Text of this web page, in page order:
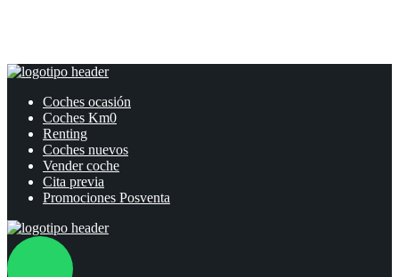
Coches ocasión
Coches Km0
Renting
Coches nuevos
Vender coche
Cita previa
Promociones Posventa